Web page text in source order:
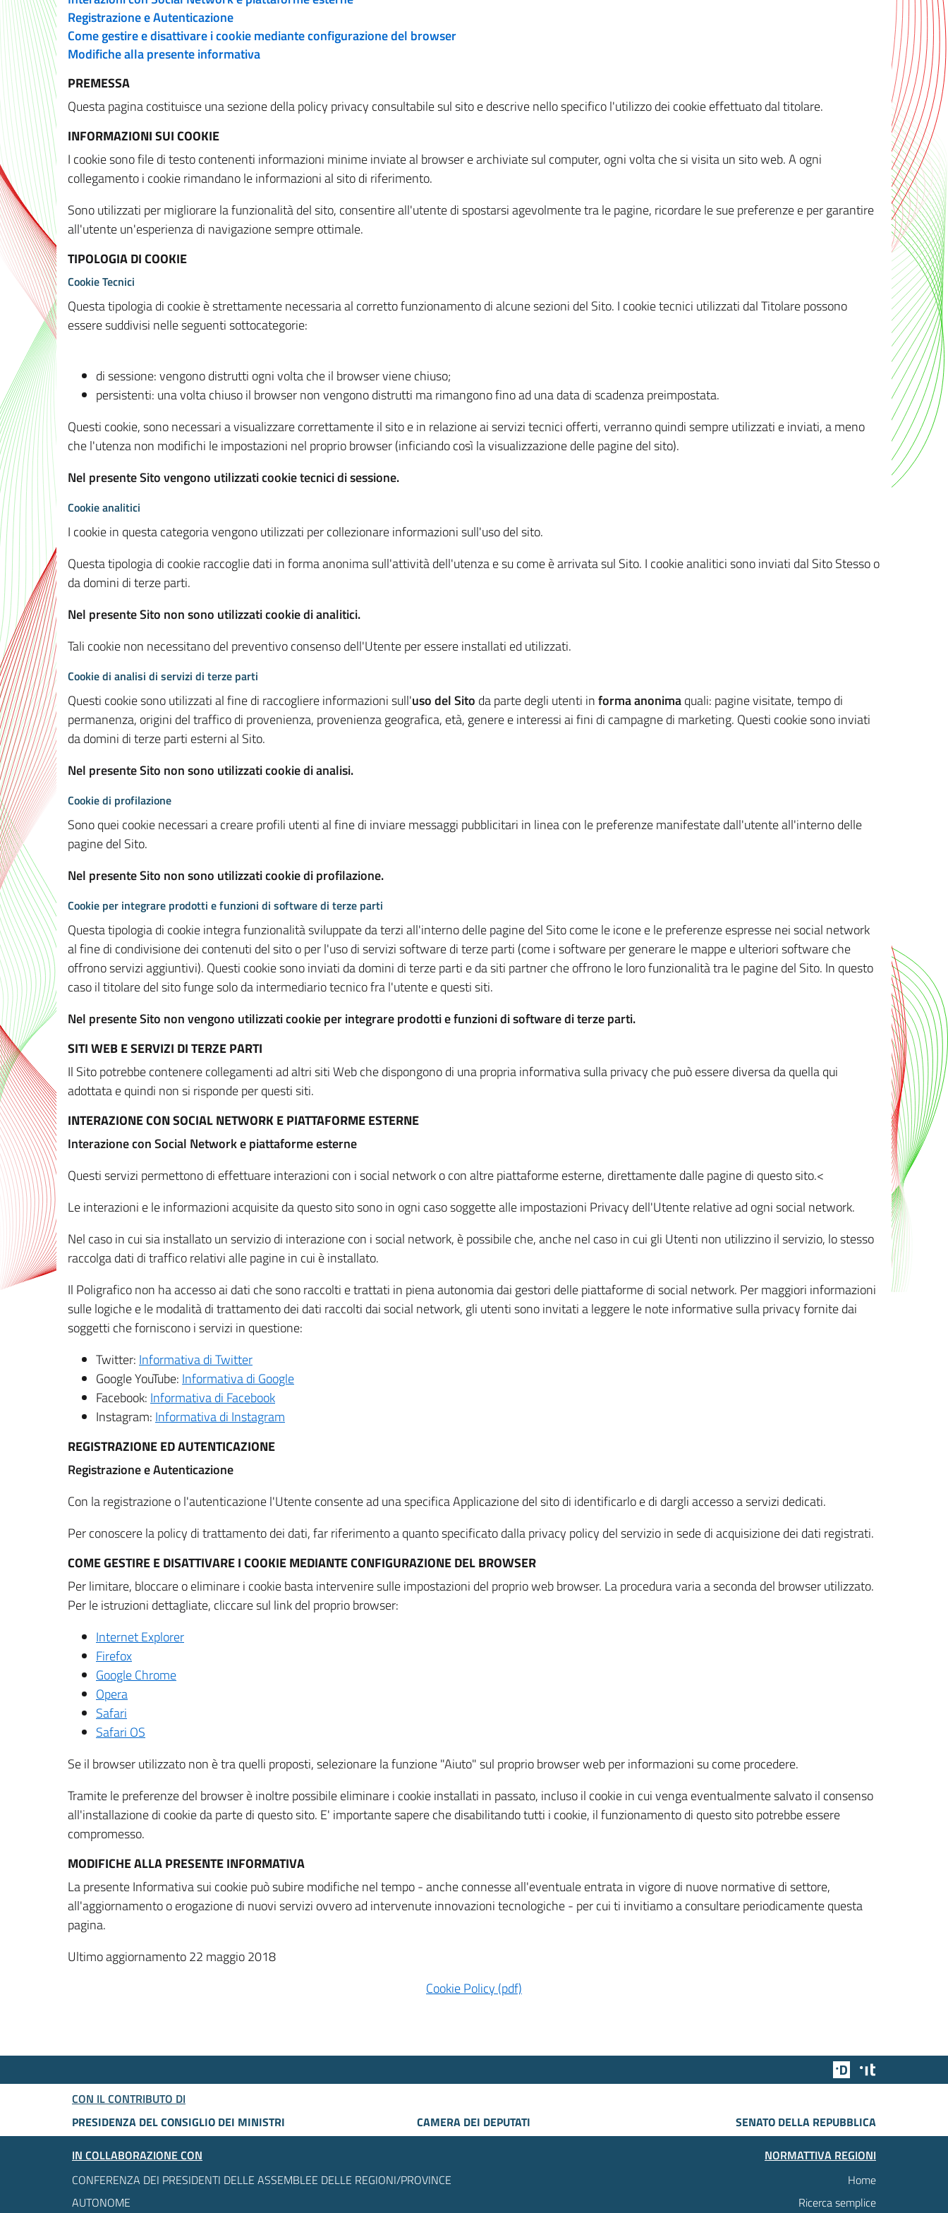
Registrazione e Autenticazione
Come gestire e disattivare i cookie mediante configurazione del browser
Modifiche alla presente informativa
PREMESSA
Questa pagina costituisce una sezione della policy privacy consultabile sul sito e descrive nello specifico l'utilizzo dei cookie effettuato dal titolare.
INFORMAZIONI SUI COOKIE
I cookie sono file di testo contenenti informazioni minime inviate al browser e archiviate sul computer, ogni volta che si visita un sito web. A ogni
collegamento i cookie rimandano le informazioni al sito di riferimento.
Sono utilizzati per migliorare la funzionalità del sito, consentire all'utente di spostarsi agevolmente tra le pagine, ricordare le sue preferenze e per garantire
all'utente un'esperienza di navigazione sempre ottimale.
TIPOLOGIA DI COOKIE
Cookie Tecnici
Questa tipologia di cookie è strettamente necessaria al corretto funzionamento di alcune sezioni del Sito. I cookie tecnici utilizzati dal Titolare possono
essere suddivisi nelle seguenti sottocategorie:
di sessione: vengono distrutti ogni volta che il browser viene chiuso;
persistenti: una volta chiuso il browser non vengono distrutti ma rimangono fino ad una data di scadenza preimpostata.
Questi cookie, sono necessari a visualizzare correttamente il sito e in relazione ai servizi tecnici offerti, verranno quindi sempre utilizzati e inviati, a meno
che l'utenza non modifichi le impostazioni nel proprio browser (inficiando così la visualizzazione delle pagine del sito).
Nel presente Sito vengono utilizzati cookie tecnici di sessione.
Cookie analitici
I cookie in questa categoria vengono utilizzati per collezionare informazioni sull'uso del sito.
Questa tipologia di cookie raccoglie dati in forma anonima sull'attività dell'utenza e su come è arrivata sul Sito. I cookie analitici sono inviati dal Sito Stesso o
da domini di terze parti.
Nel presente Sito non sono utilizzati cookie di analitici.
Tali cookie non necessitano del preventivo consenso dell'Utente per essere installati ed utilizzati.
Cookie di analisi di servizi di terze parti
Questi cookie sono utilizzati al fine di raccogliere informazioni sull'uso del Sito da parte degli utenti informa anonimaquali: pagine visitate, tempo di
permanenza, origini del traffico di provenienza, provenienza geografica, età, genere e interessi ai fini di campagne di marketing. Questi cookie sono inviati
da domini di terze parti esterni al Sito.
Nel presente Sito non sono utilizzati cookie di analisi.
Cookie di profilazione
Sono quei cookie necessari a creare profili utenti al fine di inviare messaggi pubblicitari in linea con le preferenze manifestate dall'utente all'interno delle
pagine del Sito.
Nel presente Sito non sono utilizzati cookie di profilazione.
Cookie per integrare prodotti e funzioni di software di terze parti
Questa tipologia di cookie integra funzionalità sviluppate da terzi all'interno delle pagine del Sito come le icone e le preferenze espresse nei social network
al fine di condivisione dei contenuti del sito o per l'uso di servizi software di terze parti (come i software per generare le mappe e ulteriori software che
offrono servizi aggiuntivi). Questi cookie sono inviati da domini di terze parti e da siti partner che offrono le loro funzionalità tra le pagine del Sito. In questo
caso il titolare del sito funge solo da intermediario tecnico fra l'utente e questi siti.
Nel presente Sito non vengono utilizzati cookie per integrare prodotti e funzioni di software di terze parti.
SITI WEB E SERVIZI DI TERZE PARTI
Il Sito potrebbe contenere collegamenti ad altri siti Web che dispongono di una propria informativa sulla privacy che può essere diversa da quella qui
adottata e quindi non si risponde per questi siti.
INTERAZIONE CON SOCIAL NETWORK E PIATTAFORME ESTERNE
Interazione con Social Network e piattaforme esterne
Questi servizi permettono di effettuare interazioni con i social network o con altre piattaforme esterne, direttamente dalle pagine di questo sito.<
Le interazioni e le informazioni acquisite da questo sito sono in ogni caso soggette alle impostazioni Privacy dell'Utente relative ad ogni social network.
Nel caso in cui sia installato un servizio di interazione con i social network, è possibile che, anche nel caso in cui gli Utenti non utilizzino il servizio, lo stesso
raccolga dati di traffico relativi alle pagine in cui è installato.
Il Poligrafico non ha accesso ai dati che sono raccolti e trattati in piena autonomia dai gestori delle piattaforme di social network. Per maggiori informazioni
sulle logiche e le modalità di trattamento dei dati raccolti dai social network, gli utenti sono invitati a leggere le note informative sulla privacy fornite dai
soggetti che forniscono i servizi in questione:
Twitter: Informativa di Twitter
Google YouTube: Informativa di Google
Facebook: Informativa di Facebook
Instagram: Informativa di Instagram
REGISTRAZIONE ED AUTENTICAZIONE
Registrazione e Autenticazione
Con la registrazione o l'autenticazione l'Utente consente ad una specifica Applicazione del sito di identificarlo e di dargli accesso a servizi dedicati.
Per conoscere la policy di trattamento dei dati, far riferimento a quanto specificato dalla privacy policy del servizio in sede di acquisizione dei dati registrati.
COME GESTIRE E DISATTIVARE I COOKIE MEDIANTE CONFIGURAZIONE DEL BROWSER
Per limitare, bloccare o eliminare i cookie basta intervenire sulle impostazioni del proprio web browser. La procedura varia a seconda del browser utilizzato.
Per le istruzioni dettagliate, cliccare sul link del proprio browser:
Internet Explorer
Firefox
Google Chrome
Opera
Safari
Safari OS
Se il browser utilizzato non è tra quelli proposti, selezionare la funzione "Aiuto" sul proprio browser web per informazioni su come procedere.
Tramite le preferenze del browser è inoltre possibile eliminare i cookie installati in passato, incluso il cookie in cui venga eventualmente salvato il consenso
all'installazione di cookie da parte di questo sito. E' importante sapere che disabilitando tutti i cookie, il funzionamento di questo sito potrebbe essere
compromesso.
MODIFICHE ALLA PRESENTE INFORMATIVA
La presente Informativa sui cookie può subire modifiche nel tempo - anche connesse all'eventuale entrata in vigore di nuove normative di settore,
all'aggiornamento o erogazione di nuovi servizi ovvero ad intervenute innovazioni tecnologiche - per cui ti invitiamo a consultare periodicamente questa
pagina.
Ultimo aggiornamento 22 maggio 2018
Cookie Policy (pdf)
Team Digitale
CON IL CONTRIBUTO DI
PRESIDENZA DEL CONSIGLIO DEI MINISTRI
CAMERA DEI DEPUTATI
SENATO DELLA REPUBBLICA
IN COLLABORAZIONE CON
CONFERENZA DEI PRESIDENTI DELLE ASSEMBLEE DELLE REGIONI/PROVINCE
AUTONOME
NORMATTIVA REGIONI
Home
Ricerca semplice